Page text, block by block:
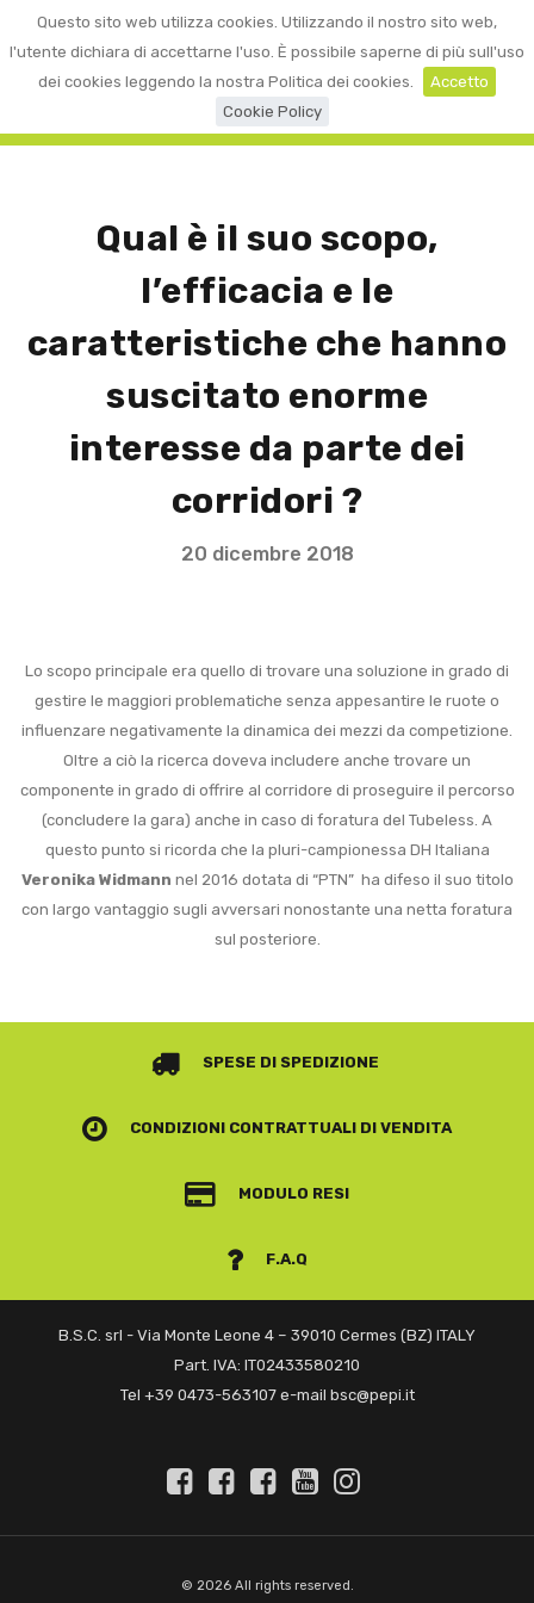
Questo sito web utilizza cookies. Utilizzando il nostro sito web,
l'utente dichiara di accettarne l'uso. È possibile saperne di più sull'uso
dei cookies leggendo la nostra Politica dei cookies.
Accetto
Cookie Policy
☰ 0
Qual è il suo scopo,
l’efficacia e le
caratteristiche che hanno
suscitato enorme
interesse da parte dei
corridori ?
20 dicembre 2018
Lo scopo principale era quello di trovare una soluzione in grado di
gestire le maggiori problematiche senza appesantire le ruote o
influenzare negativamente la dinamica dei mezzi da competizione.
Oltre a ciò la ricerca doveva includere anche trovare un
componente in grado di offrire al corridore di proseguire il percorso
(concludere la gara) anche in caso di foratura del Tubeless. A
questo punto si ricorda che la pluri-campionessa DH Italiana
Veronika Widmann nel 2016 dotata di “PTN” ha difeso il suo titolo
con largo vantaggio sugli avversari nonostante una netta foratura
sul posteriore.
SPESE DI SPEDIZIONE
CONDIZIONI CONTRATTUALIDI VENDITA
MODULO RESI
F.A.Q
B.S.C. srl - Via Monte Leone 4 – 39010 Cermes (BZ) ITALY
Part. IVA: IT02433580210
Tel +39 0473-563107 e-mail bsc@pepi.it
© 2026 All rights reserved.